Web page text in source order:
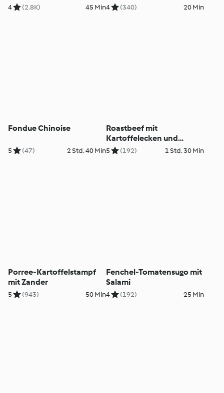
4 (2.8K) 45 Min4 (340) 20 Min
Fondue Chinoise
5 (47) 2 Std. 40 Min
Roastbeef mit
Kartoffelecken und
Kerbelremoulade
5 (192) 1 Std. 30 Min
Porree-Kartoffelstampf
mit Zander
5 (943) 50 Min
Fenchel-Tomatensugo mit
Salami
4 (192) 25 Min